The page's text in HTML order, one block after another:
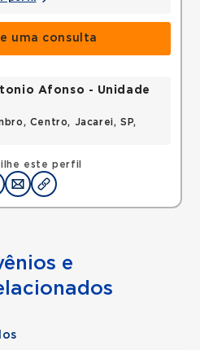
uma consulta
este perfil
Afonso - Unidade
Centro, Jacarei, SP,
e